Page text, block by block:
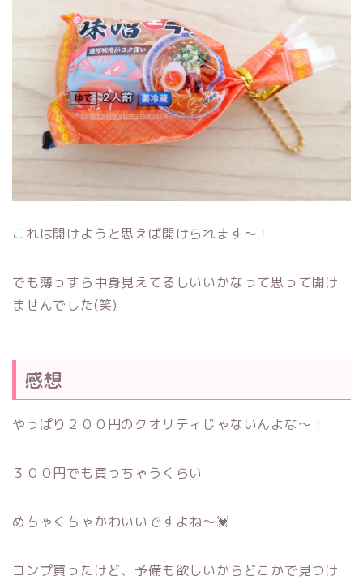
これは開けようと思えば開けられます～！
でも薄っすら中身見えてるしいいかなって思って開け
ませんでした(笑)
感想
やっぱり２００円のクオリティじゃないんよな～！
３００円でも買っちゃうくらい
めちゃくちゃかわいいですよね～💓
コンプ買ったけど、予備も欲しいからどこかで見つけ